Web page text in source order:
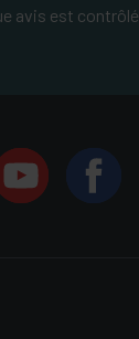
avis est contrôlé